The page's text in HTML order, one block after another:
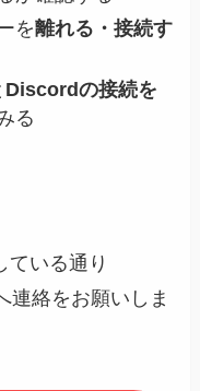
を離れる・接続す
Discordの接続を
る
ている通り
連絡をお願いしま